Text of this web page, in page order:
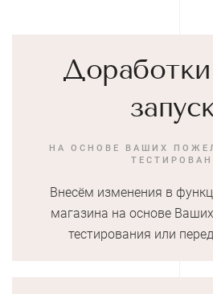
НА ОСНОВЕ ВАШИХ
Внесём изменения в
магазина на основе
тестирования или